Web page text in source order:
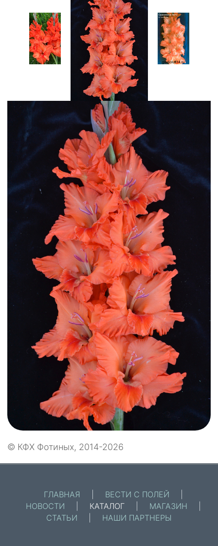
© КФХ Фотиных, 2014-2026
ГЛАВНАЯ ВЕСТИ С ПОЛЕЙ
НОВОСТИ
КАТАЛОГ МАГАЗИН
СТАТЬИ
НАШИ ПАРТНЕРЫ